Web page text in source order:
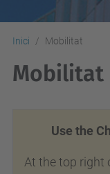
Inici Mobilitat
Mobilitat
Use the
At the top right